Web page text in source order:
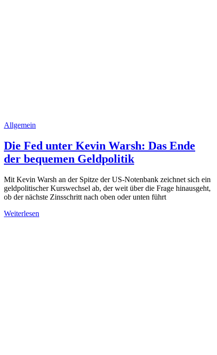
Allgemein
Die Fed unter Kevin Warsh: Das Ende
der bequemen Geldpolitik
Mit Kevin Warsh an der Spitze der US-Notenbank zeichnet sich ein
geldpolitischer Kurswechsel ab, der weit über die Frage hinausgeht,
ob der nächste Zinsschritt nach oben oder unten führt
Weiterlesen